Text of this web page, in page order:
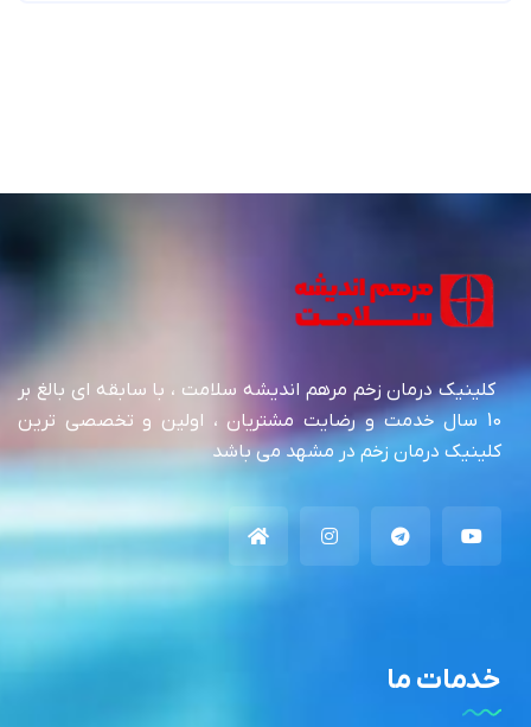
کلینیک درمان زخم مرهم اندیشه سلامت ، با سابقه ای بالغ بر
10 سال خدمت و رضایت مشتریان ، اولین و تخصصی ترین
کلینیک درمان زخم در مشهد می باشد
خدمات ما